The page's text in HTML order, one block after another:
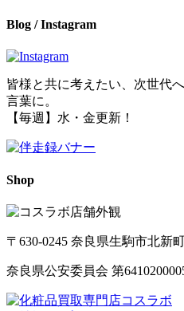
Blog / Instagram
皆様と共に考えたい、次世代
言葉に。
【毎週】水・金更新！
Shop
〒630-0245 奈良県生駒市北新
奈良県公安委員会 第